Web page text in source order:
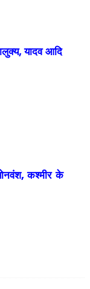
,यादव आदि
,कश्मीर के